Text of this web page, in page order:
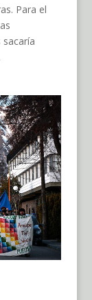
Para el